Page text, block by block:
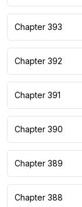
Chapter 393
Chapter 392
Chapter 391
Chapter 390
Chapter 389
Chapter 388